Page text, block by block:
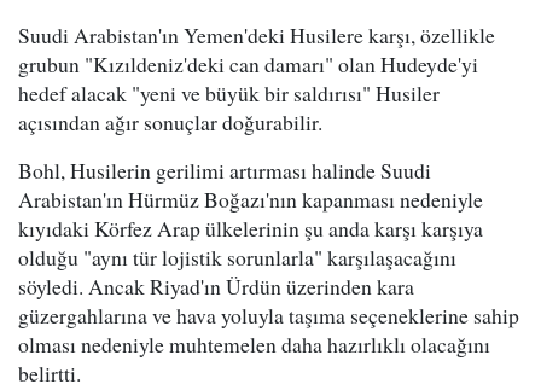
Suudi Arabistan'ın Yemen'deki Husilere karşı, özellikle
grubun "Kızıldeniz'deki can damarı" olan Hudeyde'yi
hedef alacak "yeni ve büyük bir saldırısı" Husiler
açısından ağır sonuçlar doğurabilir.
Bohl, Husilerin gerilimi artırması halinde Suudi
Arabistan'ın Hürmüz Boğazı'nın kapanması nedeniyle
kıyıdaki Körfez Arap ülkelerinin şu anda karşı karşıya
olduğu "aynı tür lojistik sorunlarla" karşılaşacağını
söyledi. Ancak Riyad'ın Ürdün üzerinden kara
güzergahlarına ve hava yoluyla taşıma seçeneklerine sahip
olması nedeniyle muhtemelen daha hazırlıklı olacağını
belirtti.